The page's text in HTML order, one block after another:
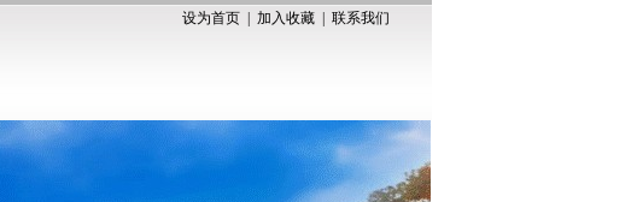
设为首页 加入收藏 联系我们